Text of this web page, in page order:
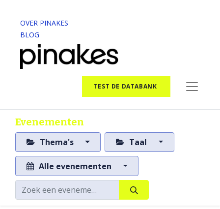
OVER PINAKES
BLOG
TEST DE DATABANK
Evenementen
Thema's Taal
Alle evenementen